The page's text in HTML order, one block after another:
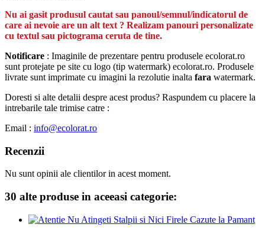
Nu ai gasit produsul cautat sau panoul/semnul/indicatorul de
care ai nevoie are un alt text ? Realizam panouri personalizate
cu textul sau pictograma ceruta de tine.
Notificare : Imaginile de prezentare pentru produsele ecolorat.ro
sunt protejate pe site cu logo (tip watermark) ecolorat.ro. Produsele
livrate sunt imprimate cu imagini la rezolutie inalta fara watermark.
Doresti si alte detalii despre acest produs? Raspundem cu placere la
intrebarile tale trimise catre :
Email : info@ecolorat.ro
Recenzii
Nu sunt opinii ale clientilor in acest moment.
30 alte produse in aceeasi categorie: